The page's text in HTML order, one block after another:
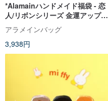
*Alamainハンドメイド福袋 - 恋
人/リボンシリーズ 金運アップお
年玉袋_台湾ドル10万元収納可能
アラメインバッグ
3,938円